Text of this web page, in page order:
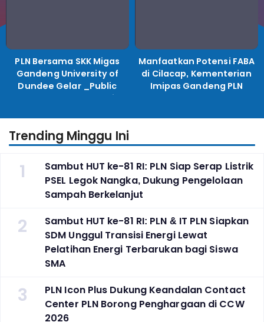
PLN Bersama SKK Migas
Gandeng University of
Dundee Gelar _Public
Lecture_, Kolaborasi
Manfaatkan Potensi FABA
di Cilacap, Kementerian
Imipas Gandeng PLN
Trending Minggu Ini
1
Sambut HUT ke-81 RI: PLN Siap Serap Listrik
PSEL Legok Nangka, Dukung Pengelolaan
Sampah Berkelanjut
2
Sambut HUT ke-81 RI: PLN & IT PLN Siapkan
SDM Unggul Transisi Energi Lewat
Pelatihan Energi Terbarukan bagi Siswa
SMA
3
PLN Icon Plus Dukung Keandalan Contact
Center PLN Borong Penghargaan di CCW
2026